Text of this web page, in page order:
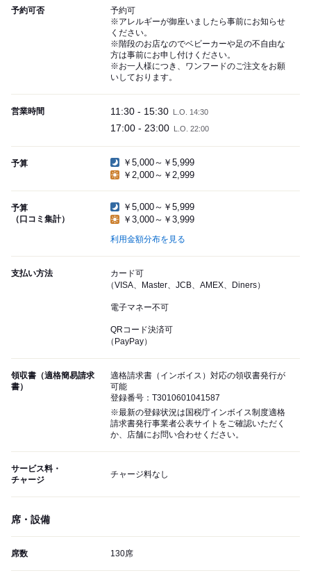
予約可否
予約可
※アレルギーが御座いましたら事前にお知らせ
ください。
※階段のお店なのでベビーカーや足の不自由な
方は事前にお申し付けください。
※お一人様につき、ワンフードのご注文をお願
いしております。
営業時間 11:30 - 15:30 L.O. 14:30
17:00 - 23:00 L.O. 22:00
予算
￥5,000～￥5,999
￥2,000～￥2,999
予算
（口コミ集計）
￥5,000～￥5,999
￥3,000～￥3,999
利用金額分布を見る
支払い方法
カード可
（VISA、Master、JCB、AMEX、Diners）
電子マネー不可
QRコード決済可
（PayPay）
領収書（適格簡易請求
書）
適格請求書（インボイス）対応の領収書発行が
可能
登録番号：T3010601041587
※最新の登録状況は国税庁インボイス制度適格
請求書発行事業者公表サイトをご確認いただく
か、店舗にお問い合わせください。
サービス料・
チャージ
チャージ料なし
席・設備
席数 130席